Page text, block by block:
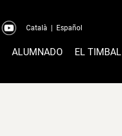
Català Español
ALUMNADO EL TIMBAL